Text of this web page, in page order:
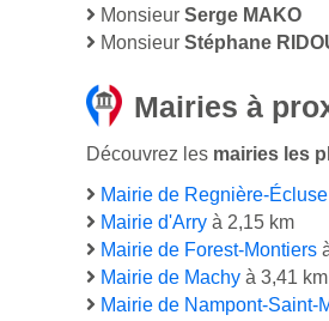
Monsieur Serge MAKO
Monsieur Stéphane
Mairies à
Découvrez les mairies les
Mairie de Regnière-Écluse
Mairie d'Arry à 2,15 km
Mairie de Forest-Montiers
Mairie de Machy à 3,41 km
Mairie de Nampont-Saint-